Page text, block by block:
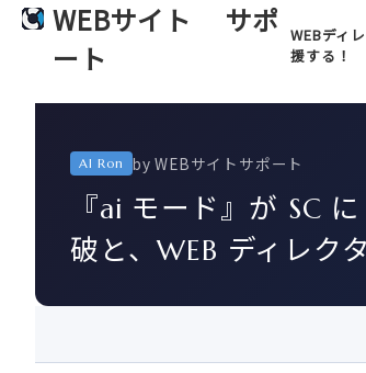
WEBサイト
サポ
ート
WEBディ
援する！
AI Ron by WEBサイトサポート
『ai モード』が SC
破と、WEB ディレク